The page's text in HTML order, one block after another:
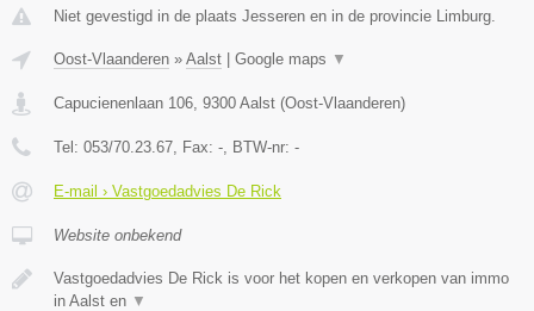
Niet gevestigd in de plaats Jesseren en in de provincie Limburg.
Oost-Vlaanderen » Aalst Google maps ▼
Capucienenlaan 106 9300 Aalst (Oost-Vlaanderen)
Tel: 053/70.23.67 , Fax: - , BTW-nr: -
E-mail › Vastgoedadvies De Rick
Website onbekend
Vastgoedadvies De Rick is voor het kopen en verkopen van immo
in Aalst en ▼